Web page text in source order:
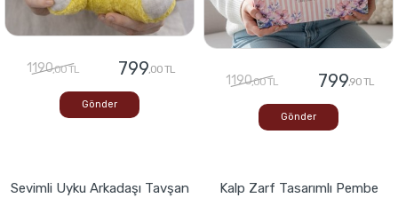
1190,00 TL 799,00 TL
Gönder
1190,00 TL 799,90 TL
Gönder
Sevimli Uyku Arkadaşı Tavşan
Kalp Zarf Tasarımlı Pembe